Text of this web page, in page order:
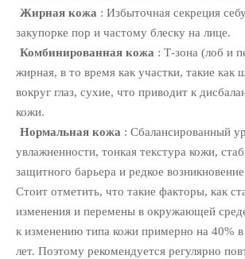
Жирная кожа : Избыточная секреция
закупорке пор и частому блеску на лице.
Комбинированная кожа : Т-зона (лоб и
жирная, в то время как участки, такие как
вокруг глаз, сухие, что приводит к
кожи.
Нормальная кожа : Сбалансированный
увлажненности, тонкая текстура кожи,
защитного барьера и редкое
Стоит отметить, что такие факторы, как
изменения и перемены в окружающей
к изменению типа кожи примерно на 40% в
лет. Поэтому рекомендуется регулярно